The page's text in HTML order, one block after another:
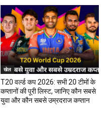
खेल
T20 वर्ल्ड कप 2026: सभी 20 टीमों के
कप्तानों की पूरी लिस्ट, जानिए कौन सबसे
युवा और कौन सबसे उम्रदराज कप्तान